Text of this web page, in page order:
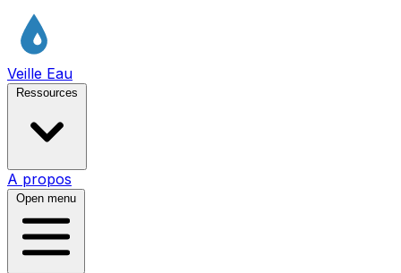
Veille Eau
Ressources
A propos
Open menu